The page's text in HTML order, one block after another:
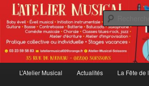
Aller
contenu
L'Atelier Musical
L’Atelier Musical Actualités La Fête de